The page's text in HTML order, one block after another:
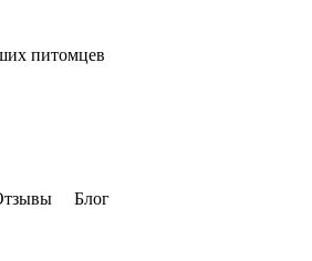
питомцев
Блог